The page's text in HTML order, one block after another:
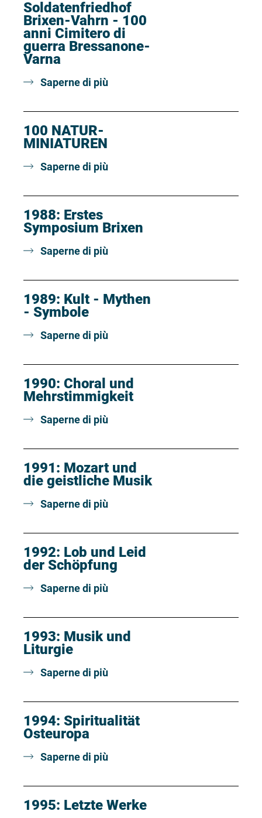
Soldatenfriedhof
Brixen-Vahrn - 100
anni Cimitero di
guerra Bressanone-
Varna
Saperne di più
100 NATUR-
MINIATUREN
Saperne di più
1988: Erstes
Symposium Brixen
Saperne di più
1989: Kult - Mythen
- Symbole
Saperne di più
1990: Choral und
Mehrstimmigkeit
Saperne di più
1991: Mozart und
die geistliche Musik
Saperne di più
1992: Lob und Leid
der Schöpfung
Saperne di più
1993: Musik und
Liturgie
Saperne di più
1994: Spiritualität
Osteuropa
Saperne di più
1995: Letzte Werke